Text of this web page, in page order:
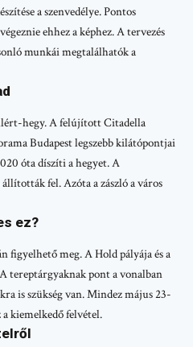
a szenvedélye. Pontos
ehhez a képhez. A tervezés
munkái megtalálhatók a
hegy. A felújított Citadella
Budapest legszebb kilátópontjai
óta díszíti a hegyet. A
fel. Azóta a zászló a város
ez?
figyelhető meg. A Hold pályája és a
tereptárgyaknak pont a vonalban
is szükség van. Mindez május 23-
kiemelkedő felvétel.